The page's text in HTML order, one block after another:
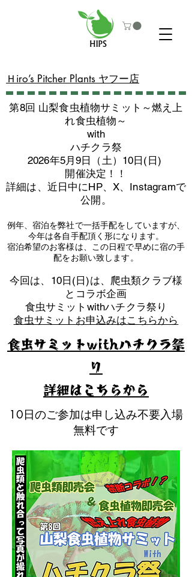
​Ｈiro’s Pitcher Plants ヤフー店
第8回 山梨食虫植物サミット～燃え上
れ食虫植物～
with
​ハチクラ祭
2026年5月9日（土）10日(日)
​開催決定！！
詳細は、近日中にHP、X、Instagramで
公開。
例年、宿泊を弊社で一括手配をしていますが、
今年は各自手配頂く形になります。
​宿泊希望のお客様は、この日程で早めに宿の手
配をお願い致します。
​今回は、10日(日)は、爬虫類クラブ様
とコラボ企画
​食虫サミットwithハチクラ祭り
食虫サミットお申込みはこちらから
10日のご参加は申し込み不要入場
無料です
食虫サミットwithハチクラ祭
り
​詳細はこちらから